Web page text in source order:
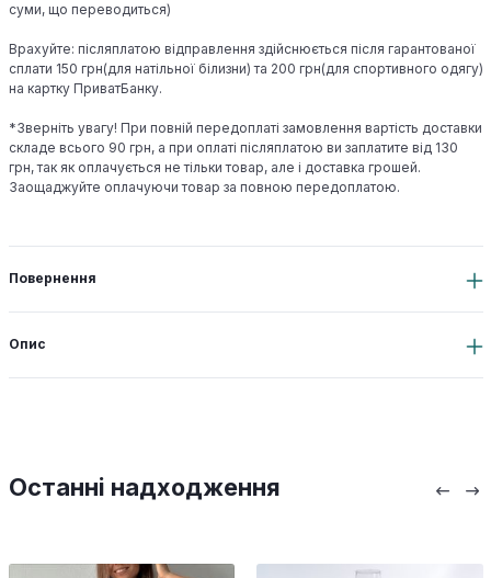
суми, що переводиться)
Врахуйте: післяплатою відправлення здійснюється після гарантованої
сплати 150 грн(для натільної білизни) та 200 грн(для спортивного одягу)
на картку ПриватБанку.
*Зверніть увагу! При повній передоплаті замовлення вартість доставки
складе всього 90 грн, а при оплаті післяплатою ви заплатите від 130
грн, так як оплачується не тільки товар, але і доставка грошей.
Заощаджуйте оплачуючи товар за повною передоплатою.
Повернення
Опис
Останні надходження